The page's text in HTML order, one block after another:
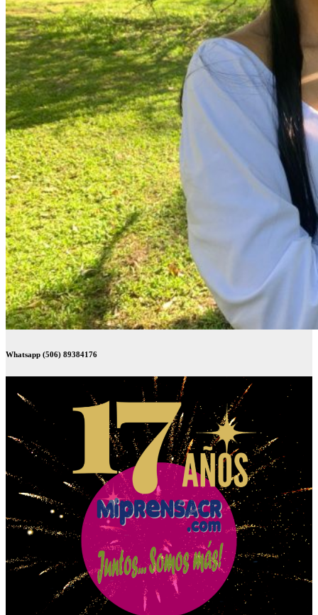
Whatsapp (506) 89384176